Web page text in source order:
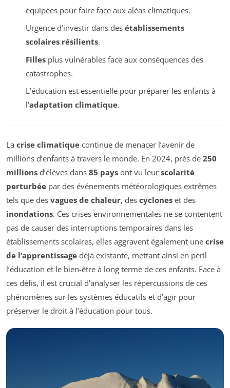
équipées pour faire face aux aléas climatiques.
Urgence d’investir dans des établissements
scolaires résilients.
Fillesplus vulnérables face aux conséquences des
catastrophes.
L’éducation est essentielle pour préparer les enfants à
l’adaptation climatique.
La crise climatique continue de menacer l’avenir de
millions d’enfants à travers le monde. En 2024, près de 250
millions d’élèves dans 85 pays ont vu leur scolarité
perturbée par des événements météorologiques extrêmes
tels que des vagues de chaleur, des cyclones et des
inondations. Ces crises environnementales ne se contentent
pas de causer des interruptions temporaires dans les
établissements scolaires, elles aggravent également une crise
de l’apprentissage déjà existante, mettant ainsi en péril
l’éducation et le bien-être à long terme de ces enfants. Face à
ces défis, il est crucial d’analyser les répercussions de ces
phénomènes sur les systèmes éducatifs et d’agir pour
préserver le droit à l’éducation pour tous.